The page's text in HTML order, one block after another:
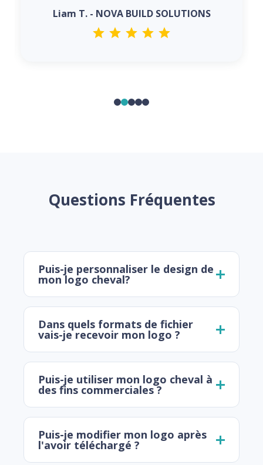
Liam T. - NOVA BUILD SOLUTIONS
Questions Fréquentes
Puis-je personnaliser le design de
mon logo cheval?
Dans quels formats de fichier
vais-je recevoir mon logo ?
Puis-je utiliser mon logo cheval à
des fins commerciales ?
Puis-je modifier mon logo après
l'avoir téléchargé ?